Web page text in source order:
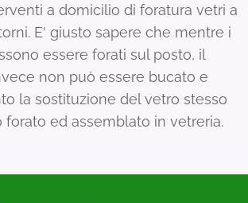
a domicilio di foratura vetri a
E' giusto sapere che mentre i
essere forati sul posto, il
non può essere bucato e
la sostituzione del vetro stesso
ed assemblato in vetreria.